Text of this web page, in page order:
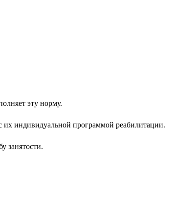
эту норму.
их индивидуальной программой реабилитации.
занятости.